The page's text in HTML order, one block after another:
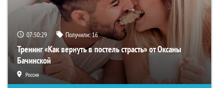
07:50:28 Получили:16
Тренинг «Как вернуть в постель страсть» от Оксаны
Бачинской
Россия